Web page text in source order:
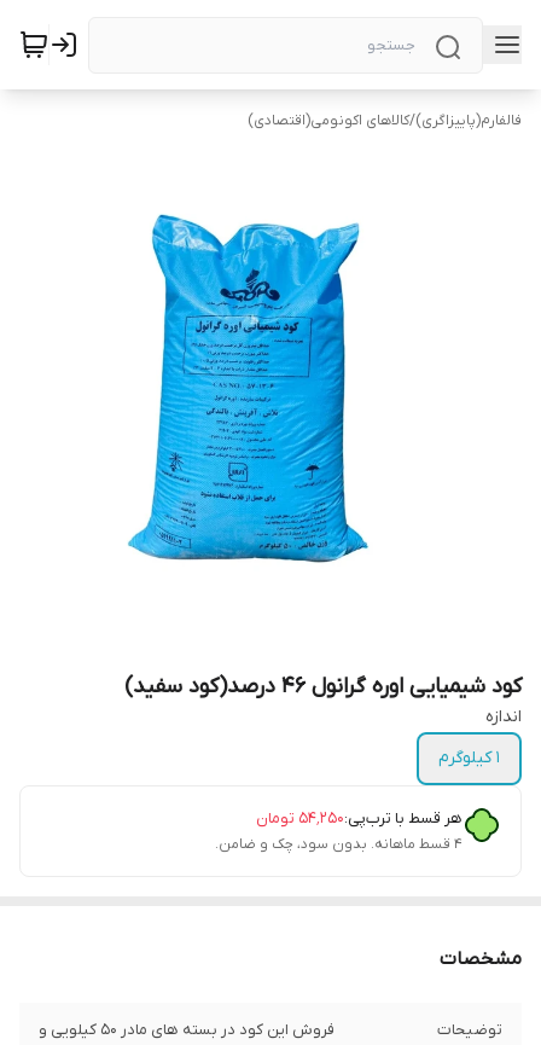
فالفارم(پاییزاگری)/کالاهای اکونومی(اقتصادی)
کود شیمیایی اوره گرانول 46 درصد(کود سفید)
اندازه
1 کیلوگرم
هر قسط با ترب‌پی:۵۴٬۲۵۰ تومان
۴ قسط ماهانه. بدون سود، چک و ضامن.
مشخصات
توضیحات
فروش این کود در بسته های مادر 50 کیلویی و